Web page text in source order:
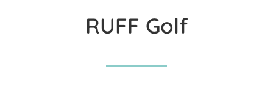
RUFF Golf